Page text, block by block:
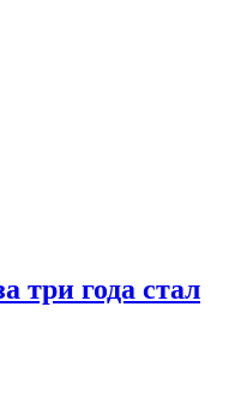
три года стал